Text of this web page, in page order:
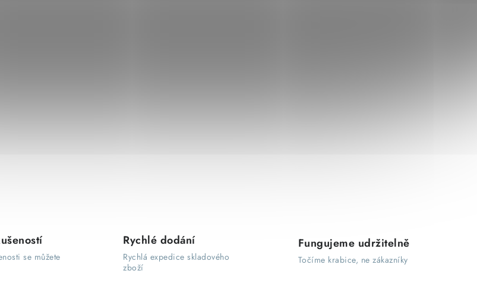
se můžete
Rychlé dodání
Rychlá expedice skladového
zboží
Fungujeme udržitelně
Točíme krabice, ne zákazníky